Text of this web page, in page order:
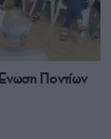
Ποντίων